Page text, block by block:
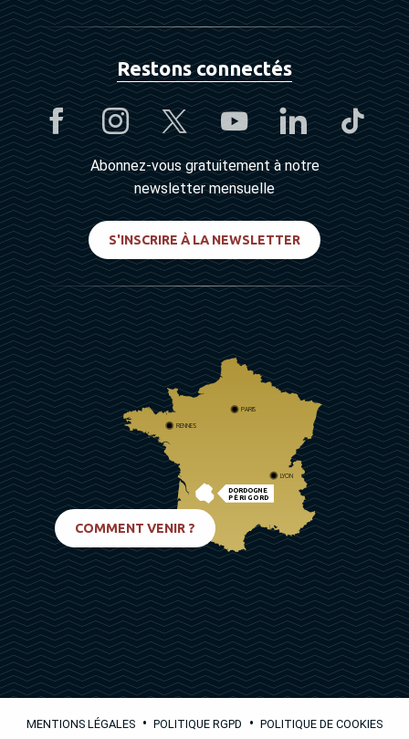
Restons connectés
Abonnez-vous gratuitement à notre
newsletter mensuelle
S'INSCRIRE À LA NEWSLETTER
DORDOGNE
PÉRIGORD
PARIS
RENNES
LYON
COMMENT VENIR ?
MENTIONS LÉGALES • POLITIQUE RGPD • POLITIQUE DE COOKIES